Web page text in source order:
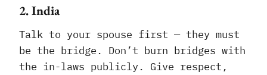
2. India
Talk to your spouse first — they must
be the bridge. Don’t burn bridges with
the in-laws publicly. Give respect,